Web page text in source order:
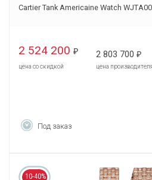
Cartier Tank Americaine Watch
2 524 200 ₽
цена со скидкой
2 803 700 ₽
цена производителя
Под заказ
10-40%